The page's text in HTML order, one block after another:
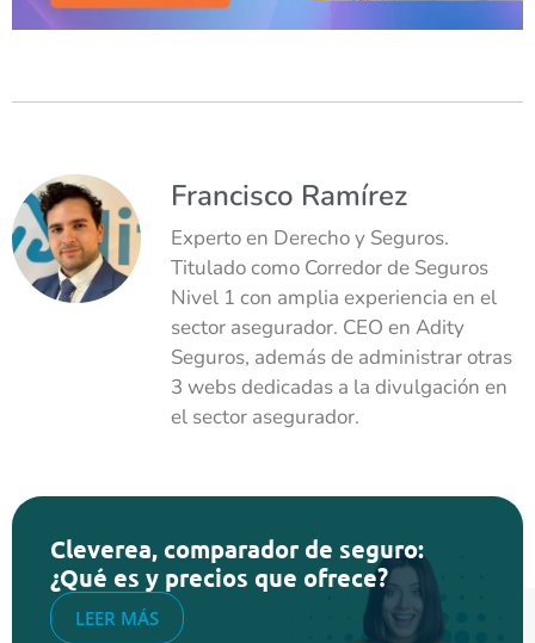
Francisco Ramírez
Experto en Derecho y Seguros.
Titulado como Corredor de Seguros
Nivel 1 con amplia experiencia en el
sector asegurador. CEO en Adity
Seguros, además de administrar otras
3 webs dedicadas a la divulgación en
el sector asegurador.
Cleverea, comparador de seguro:
¿Qué es y precios que ofrece?
LEER MÁS